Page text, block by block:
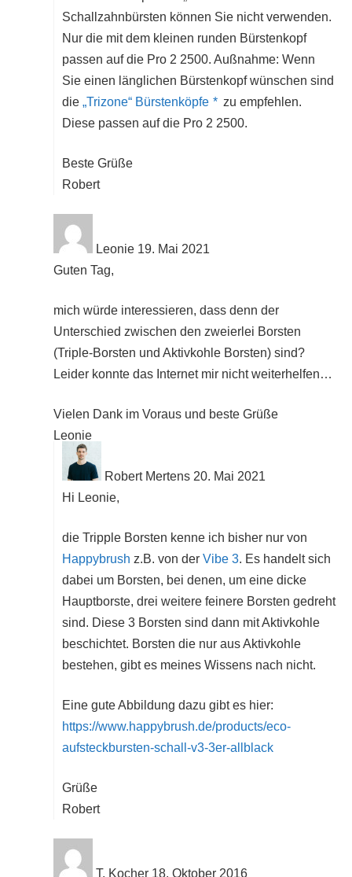
Schallzahnbürsten können Sie nicht verwenden.
Nur die mit dem kleinen runden Bürstenkopf
passen auf die Pro 2 2500. Außnahme: Wenn
Sie einen länglichen Bürstenkopf wünschen sind
die „Trizone“ Bürstenköpfe
zu empfehlen.
Diese passen auf die Pro 2 2500.
Beste Grüße
Robert
Leonie 19. Mai 2021
Guten Tag,
mich würde interessieren, dass denn der
Unterschied zwischen den zweierlei Borsten
(Triple-Borsten und Aktivkohle Borsten) sind?
Leider konnte das Internet mir nicht weiterhelfen…
Vielen Dank im Voraus und beste Grüße
Leonie
Robert Mertens 20. Mai 2021
Hi Leonie,
die Tripple Borsten kenne ich bisher nur von
Happybrush z.B. von der Vibe 3. Es handelt sich
dabei um Borsten, bei denen, um eine dicke
Hauptborste, drei weitere feinere Borsten gedreht
sind. Diese 3 Borsten sind dann mit Aktivkohle
beschichtet. Borsten die nur aus Aktivkohle
bestehen, gibt es meines Wissens nach nicht.
Eine gute Abbildung dazu gibt es hier:
https://www.happybrush.de/products/eco-
aufsteckbursten-schall-v3-3er-allblack
Grüße
Robert
T. Kocher 18. Oktober 2016